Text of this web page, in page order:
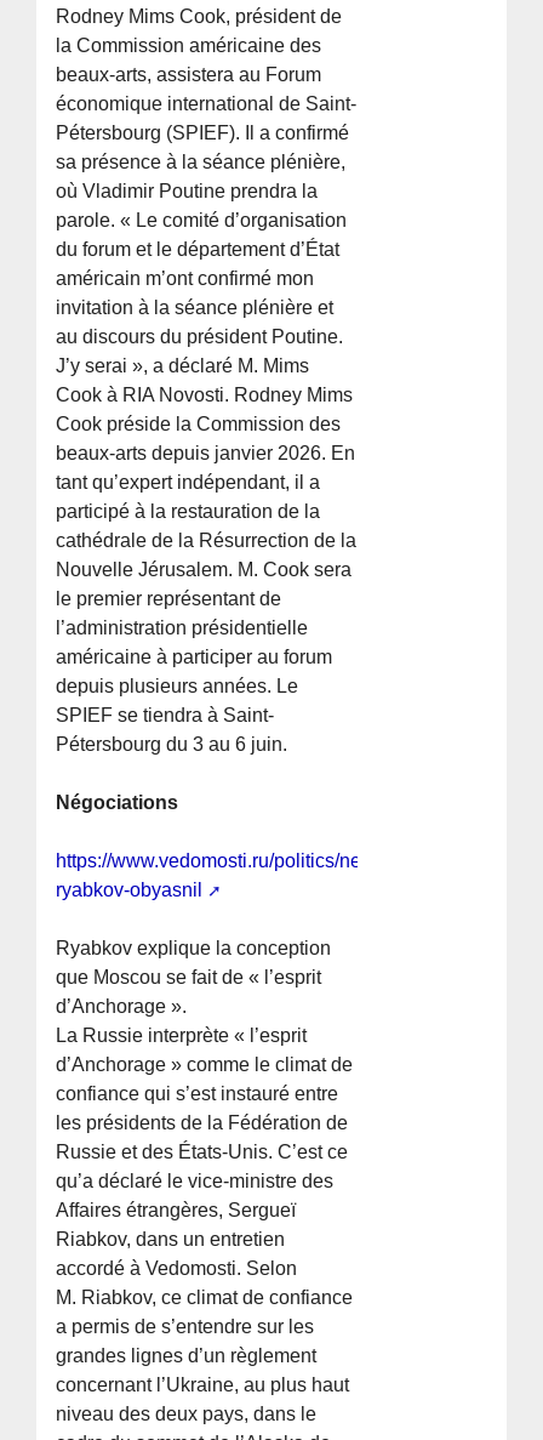
Rodney Mims Cook, président de
la Commission américaine des
beaux-arts, assistera au Forum
économique international de Saint-
Pétersbourg (SPIEF). Il a confirmé
sa présence à la séance plénière,
où Vladimir Poutine prendra la
parole. « Le comité d’organisation
du forum et le département d’État
américain m’ont confirmé mon
invitation à la séance plénière et
au discours du président Poutine.
J’y serai », a déclaré M. Mims
Cook à RIA Novosti. Rodney Mims
Cook préside la Commission des
beaux-arts depuis janvier 2026. En
tant qu’expert indépendant, il a
participé à la restauration de la
cathédrale de la Résurrection de la
Nouvelle Jérusalem. M. Cook sera
le premier représentant de
l’administration présidentielle
américaine à participer au forum
depuis plusieurs années. Le
SPIEF se tiendra à Saint-
Pétersbourg du 3 au 6 juin.
Négociations
https://www.vedomosti.ru/politics/news/2026/05/22/
ryabkov-obyasnil
Ryabkov explique la conception
que Moscou se fait de « l’esprit
d’Anchorage ».
La Russie interprète « l’esprit
d’Anchorage » comme le climat de
confiance qui s’est instauré entre
les présidents de la Fédération de
Russie et des États-Unis. C’est ce
qu’a déclaré le vice-ministre des
Affaires étrangères, Sergueï
Riabkov, dans un entretien
accordé à Vedomosti. Selon
M. Riabkov, ce climat de confiance
a permis de s’entendre sur les
grandes lignes d’un règlement
concernant l’Ukraine, au plus haut
niveau des deux pays, dans le